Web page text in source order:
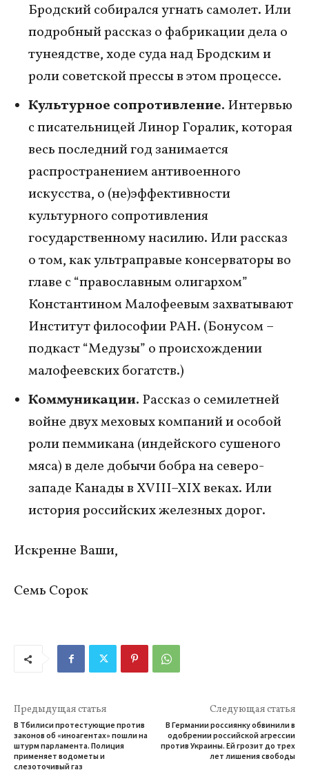
Бродский собирался угнать самолет. Или
подробный рассказ о фабрикации дела о
тунеядстве, ходе суда над Бродским и
роли советской прессы в этом процессе.
Культурное сопротивление. Интервью
с писательницей Линор Горалик, которая
весь последний год занимается
распространением антивоенного
искусства, о (не)эффективности
культурного сопротивления
государственному насилию. Или рассказ
о том, как ультраправые консерваторы во
главе с “православным олигархом”
Константином Малофеевым захватывают
Институт философии РАН. (Бонусом –
подкаст “Медузы” о происхождении
малофеевских богатств.)
Коммуникации. Рассказ о семилетней
войне двух меховых компаний и особой
роли пеммикана (индейского сушеного
мяса) в деле добычи бобра на северо-
западе Канады в XVIII–XIX веках. Или
история российских железных дорог.
Искренне Ваши,
Семь Сорок
Предыдущая статья
В Тбилиси протестующие против
законов об «иноагентах» пошли на
штурм парламента. Полиция
применяет водометы и
слезоточивый газ
Следующая статья
В Германии россиянку обвинили в
одобрении российской агрессии
против Украины. Ей грозит до трех
лет лишения свободы